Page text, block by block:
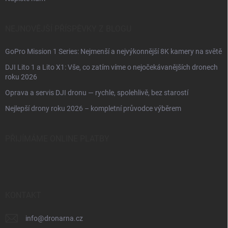
GoPro Mission 1 Series: Nejmenší a nejvýkonnější 8K kamery na světě
DJI Lito 1 a Lito X1: Vše, co zatím víme o nejočekávanějších dronech
roku 2026
Oprava a servis DJI dronu — rychle, spolehlivě, bez starostí
Nejlepší drony roku 2026 – kompletní průvodce výběrem
info@dronarna.cz